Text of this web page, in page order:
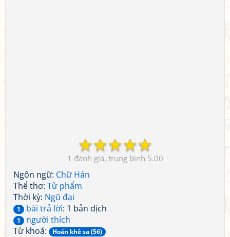
☆
☆
☆
☆
☆
1 5.00
Ngôn ngữ: Chữ Hán
Thể thơ: Từ phẩm
Thời kỳ: Ngũ đại
1 bài trả lời: 1 bản dịch
1
người thích
Từ khoá:
Hoán khê sa (56)